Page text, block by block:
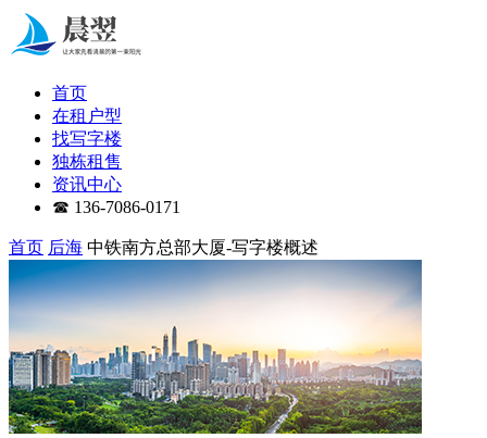
首页
在租户型
找写字楼
独栋租售
资讯中心
☎ 136-7086-0171
首页 后海 中铁南方总部大厦-写字楼概述